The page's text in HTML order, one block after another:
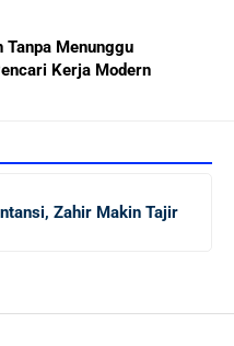
Tanpa Menunggu
Kerja Modern
Terkenal di Dunia dan
Atasan: Kunci Sukses
Zahir Makin Tajir